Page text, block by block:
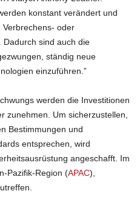
konstant verändert und
oder
Dadurch sind auch die
ständig neue
einzuführen.”
werden die Investitionen
zunehmen. Um sicherzustellen,
Bestimmungen und
entsprechen, wird
angeschafft. Im
Pazifik-Region (APAC),